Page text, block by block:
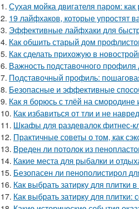
1. Сухая мойка двигателя паром: как
2. 19 лайфхаков, которые упростят
3. Эффективные лайфхаки для
4. Как обшить старый дом
5. Как сделать прихожую в
6. Важность подставочного
7. Подставочный профиль:
8. Безопасные и эффективные
9. Как я борюсь с тлёй на
10. Как избавиться от тли и не
11. Шкафы для раздевалок фитнес-
12. Практичные советы о том, как
13. Вреден ли потолок из
14. Какие места для рыбалки и
15. Безопасен ли пенополистирол
16. Как выбрать затирку для плитки
17. Как выбрать затирку для плитки: